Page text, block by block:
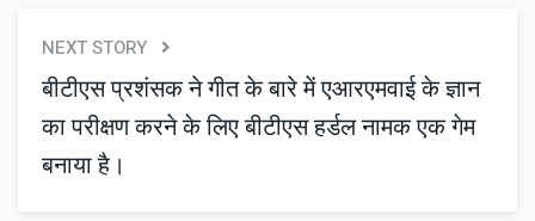
NEXT STORY
बीटीएस प्रशंसक ने गीत के बारे में एआरएमवाई के ज्ञान
का परीक्षण करने के लिए बीटीएस हर्डल नामक एक गेम
बनाया है।